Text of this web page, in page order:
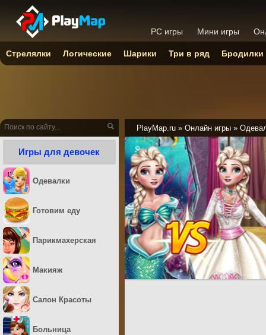
PlayMap.ru » Онлайн игры »
Игры для девочек
Одевалки
Готовим еду
Парикмахерская
Макияж
Салон Красоты
Больница
PC игры Мини игры
Стрелялки Логические Шарики Три в ряд Бродилки